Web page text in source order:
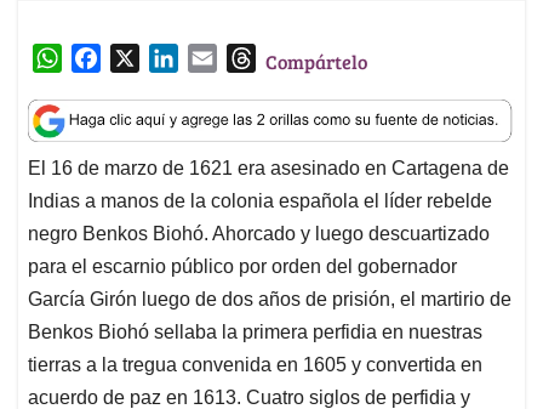
W
a
t
s
A
p
p
c
e
b
o
o
k
n
k
e
d
I
n
a
i
l
T
r
e
a
d
s
Compártelo
El 16 de marzo de 1621 era asesinado en Cartagena de
Indias a manos de la colonia española el líder rebelde
negro Benkos Biohó. Ahorcado y luego descuartizado
para el escarnio público por orden del gobernador
García Girón luego de dos años de prisión, el martirio de
Benkos Biohó sellaba la primera perfidia en nuestras
tierras a la tregua convenida en 1605 y convertida en
acuerdo de paz en 1613. Cuatro siglos de perfidia y